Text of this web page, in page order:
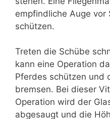
empfindliche Auge vor
schützen.
Treten die Schübe
kann eine Operation
Pferdes schützen und
bremsen. Bei dieser
Operation wird der
abgesaugt und die